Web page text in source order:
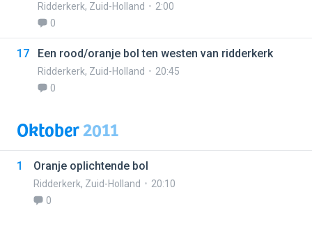
Ridderkerk, Zuid-Holland
2:00
0
17 Een rood/oranje bol ten westen van ridderkerk
Ridderkerk, Zuid-Holland
20:45
0
Oktober2011
1 Oranje oplichtende bol
Ridderkerk, Zuid-Holland
20:10
0